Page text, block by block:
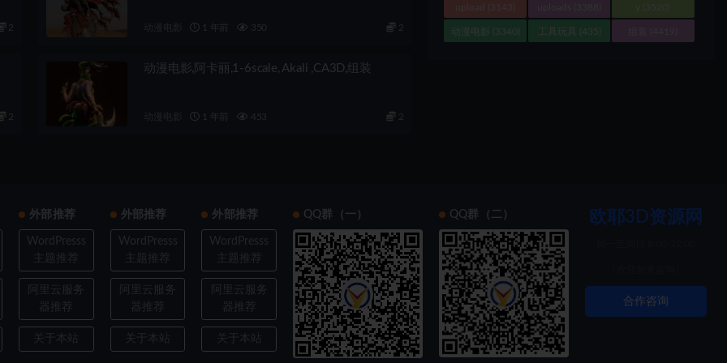
2 1 年前 350 2
2
动漫电影,阿卡丽,1-6scale, Akali ,CA3D,组装
1 年前 453 2
(3520)
动漫电影 (3340) 工具玩具 (435)
外部推荐
WordPresss
主题推荐
阿里云服务
器推荐
关于本站
外部推荐
WordPresss
主题推荐
阿里云服务
器推荐
关于本站
外部推荐
WordPresss
主题推荐
阿里云服务
器推荐
关于本站
QQ群（一） QQ群（二） 欧耶3D资源网
合作咨询